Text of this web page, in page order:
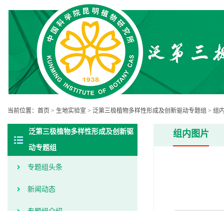
当前位置： 首页 > 生地实验室 > 泛第三极植物多样性形成及创新驱动专题组 > 组
泛第三极植物多样性形成及创新驱
动专题组
专题组头条
新闻动态
组内图片